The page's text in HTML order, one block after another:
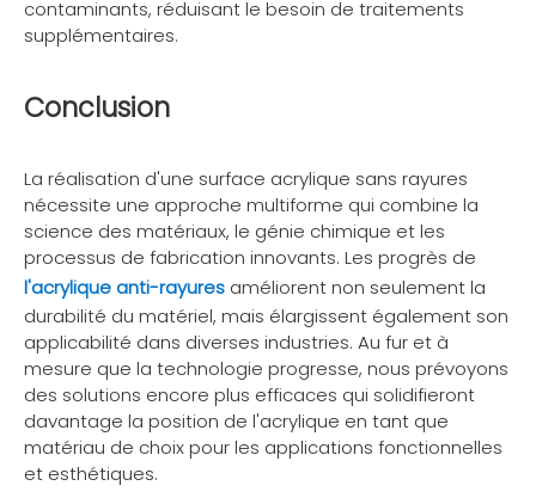
contaminants, réduisant le besoin de traitements
supplémentaires.
Conclusion
La réalisation d'une surface acrylique sans rayures
nécessite une approche multiforme qui combine la
science des matériaux, le génie chimique et les
processus de fabrication innovants. Les progrès de
l'acrylique anti-rayures améliorent non seulement la
durabilité du matériel, mais élargissent également son
applicabilité dans diverses industries. Au fur et à
mesure que la technologie progresse, nous prévoyons
des solutions encore plus efficaces qui solidifieront
davantage la position de l'acrylique en tant que
matériau de choix pour les applications fonctionnelles
et esthétiques.